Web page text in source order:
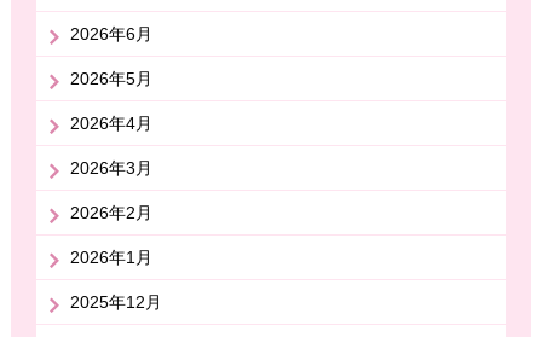
2026年6月
2026年5月
2026年4月
2026年3月
2026年2月
2026年1月
2025年12月